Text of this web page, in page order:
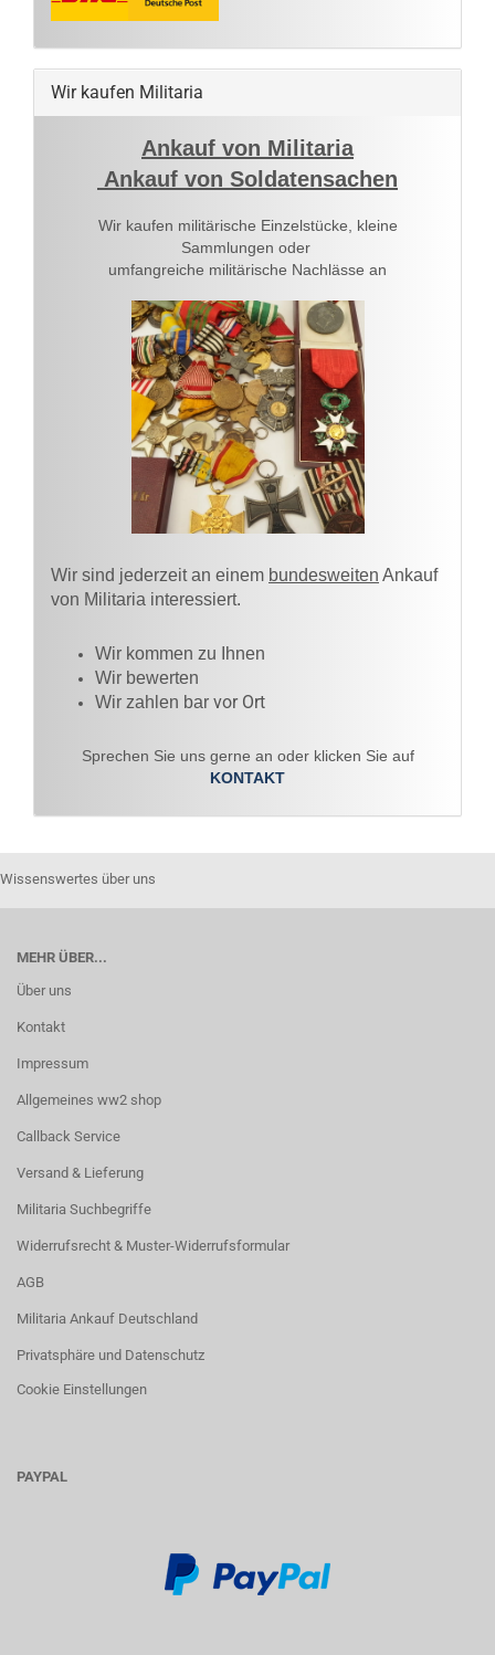
Wir kaufen Militaria
Ankauf von Militaria
Ankauf von Soldatensachen
Wir kaufen militärische Einzelstücke, kleine
Sammlungen oder
umfangreiche militärische Nachlässe an
Wir sind jederzeit an einem bundesweiten Ankauf
von Militaria interessiert.
Wir kommen zu Ihnen​
Wir bewerten
Wir zahlen bar vor Ort
Sprechen Sie uns gerne an oder klicken Sie auf
KONTAKT
Wissenswertes über uns
MEHR ÜBER...
Über uns
Kontakt
Impressum
Allgemeines ww2 shop
Callback Service
Versand & Lieferung
Militaria Suchbegriffe
Widerrufsrecht & Muster-Widerrufsformular
AGB
Militaria Ankauf Deutschland
Privatsphäre und Datenschutz
Cookie Einstellungen
PAYPAL